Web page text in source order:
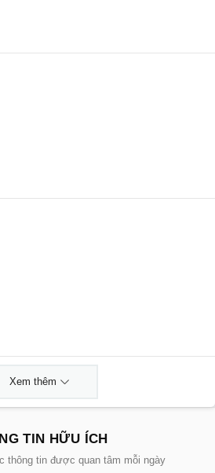
Xem thêm
TIN HỮU ÍCH
thông tin được quan tâm mỗi ngày